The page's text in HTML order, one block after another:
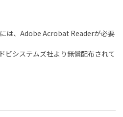
は、Adobe Acrobat Readerが必要
システムズ社より無償配布されて